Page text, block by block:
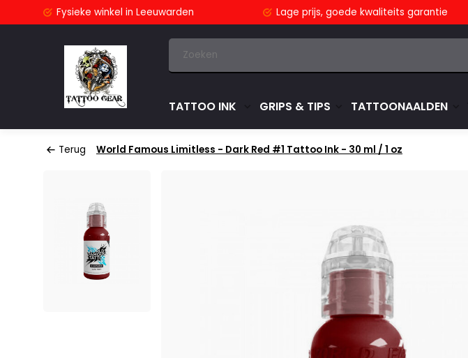
Fysieke winkel in Leeuwarden Lage prijs, goede kwaliteits garantie
TATTOO INK GRIPS & TIPS TATTOONAALDEN
Terug World Famous Limitless - Dark Red #1 Tattoo Ink - 30 ml / 1 oz